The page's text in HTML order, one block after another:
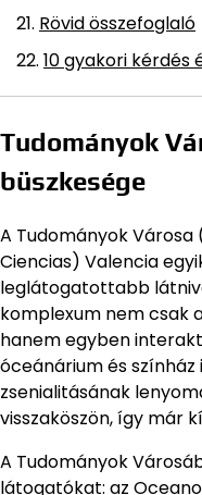
Rövid összefoglaló
10 gyakori kérdés
Tudományok
büszkesége
A Tudományok Városa
Ciencias) Valencia
leglátogatottabb
komplexum nem csak
hanem egyben
óceánárium és
zsenialitásának
visszaköszön, így már
A Tudományok
látogatókat: az